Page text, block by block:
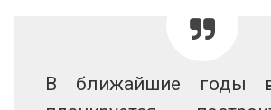
В ближайшие годы